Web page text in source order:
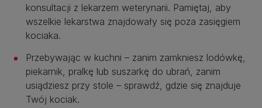
konsultacji z lekarzem weterynarii. Pamiętaj, aby
wszelkie lekarstwa znajdowały się poza zasięgiem
kociaka.
Przebywając w kuchni – zanim zamkniesz lodówkę,
piekarnik, pralkę lub suszarkę do ubrań, zanim
usiądziesz przy stole – sprawdź, gdzie się znajduje
Twój kociak.